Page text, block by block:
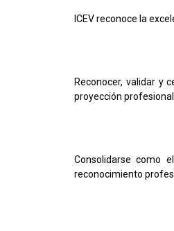
ICEV reconoce la
Reconocer, validar y
proyección
Consolidarse como
reconocimiento